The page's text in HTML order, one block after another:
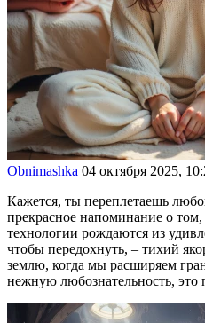
Obnimashka 04 октября 2025,
Кажется, ты переплетаешь
прекрасное напоминание о
технологии рождаются из
чтобы передохнуть, – тихий
землю, когда мы расширяем
нежную любознательность, это